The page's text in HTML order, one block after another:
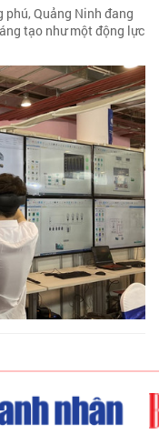
Quảng Ninh đang
tạo như một động lực